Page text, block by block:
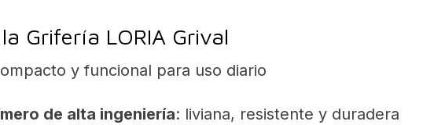
Grifería LORIA Grival
y funcional para uso diario
de alta ingeniería: liviana, resistente y duradera